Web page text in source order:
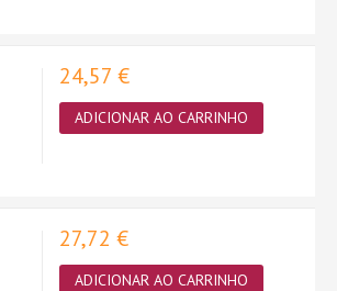
24,57 €
ADICIONAR AO CARRINHO
27,72 €
ADICIONAR AO CARRINHO